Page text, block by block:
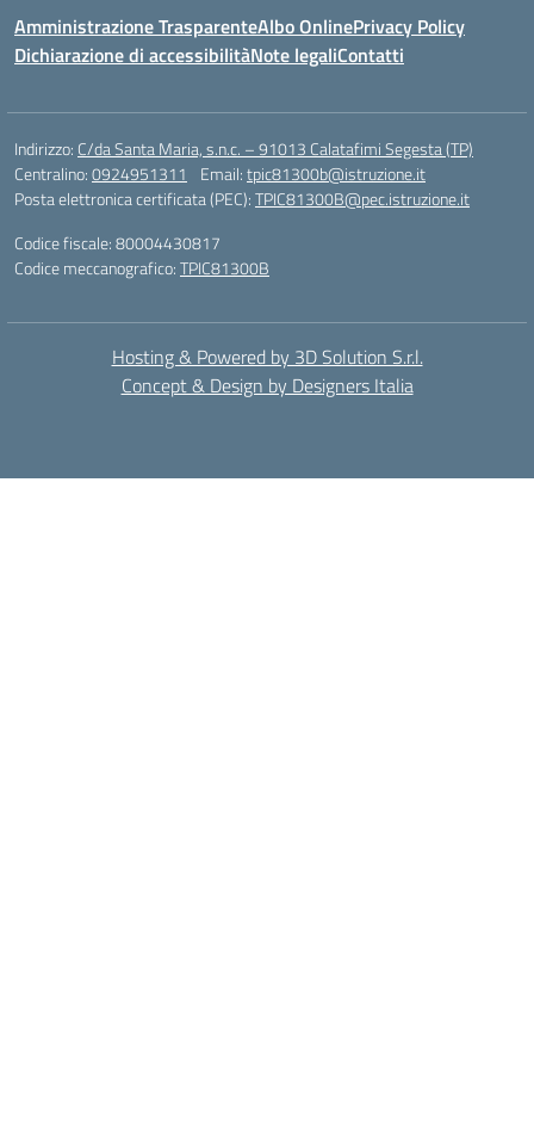
Amministrazione TrasparenteAlbo OnlinePrivacy Policy
Dichiarazione di accessibilitàNote legaliContatti
Indirizzo: C/da Santa Maria, s.n.c. – 91013 Calatafimi Segesta (TP)
Centralino:0924951311 Email:tpic81300b@istruzione.it
Posta elettronica certificata (PEC):TPIC81300B@pec.istruzione.it
Codice fiscale: 80004430817
Codice meccanografico:TPIC81300B
Hosting & Powered by 3D Solution S.r.l.
Concept & Design by Designers Italia